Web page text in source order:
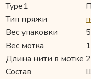
Type1
Тип пряжи
Вес упаковки
Вес мотка
Длина нити в мотке
Состав